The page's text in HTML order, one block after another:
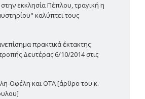
εκκλησία Πέπλου, τραγική η
καλύπτει τους
πρακτικά έκτακτης
Δευτέρας 6/10/2014 στις
Οφέλη και ΟΤΑ [άρθρο του κ.